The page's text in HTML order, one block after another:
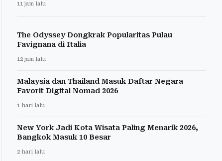
11 jam lalu
The Odyssey Dongkrak Popularitas Pulau
Favignana di Italia
12 jam lalu
Malaysia dan Thailand Masuk Daftar Negara
Favorit Digital Nomad 2026
1 hari lalu
New York Jadi Kota Wisata Paling Menarik 2026,
Bangkok Masuk 10 Besar
2 hari lalu